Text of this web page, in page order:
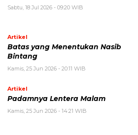
Sabtu, 18 Jul 2026 - 09:20 WIB
Artikel
Batas yang Menentukan Nasib
Bintang
Kamis, 25 Jun 2026 - 20:11 WIB
Artikel
Padamnya Lentera Malam
Kamis, 25 Jun 2026 - 14:21 WIB